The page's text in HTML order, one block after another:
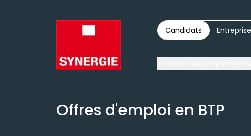
Candidats
Offres d'emploi en BTP